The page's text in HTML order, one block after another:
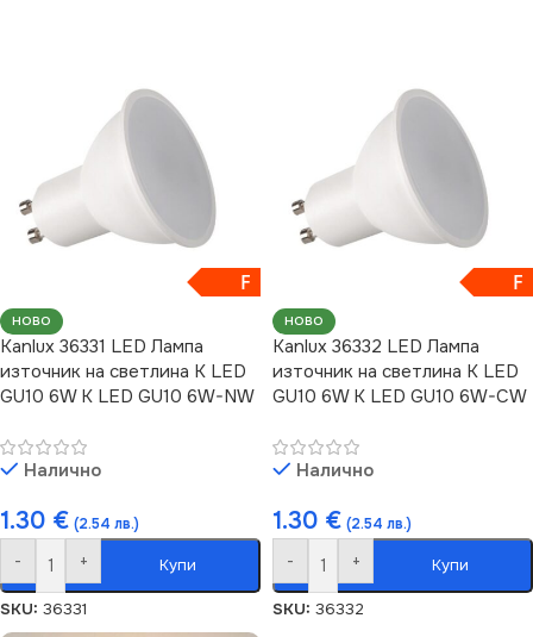
F
НОВО
Kanlux 36331 LED Лампа
източник на светлина K LED
GU10 6W K LED GU10 6W-NW
Налично
1.30 € (2.54 лв.)
- + Купи
SKU: 36331
F
НОВО
Kanlux 36332 LED Лампа
източник на светлина K LED
GU10 6W K LED GU10 6W-CW
Налично
1.30 € (2.54 лв.)
- + Купи
SKU: 36332